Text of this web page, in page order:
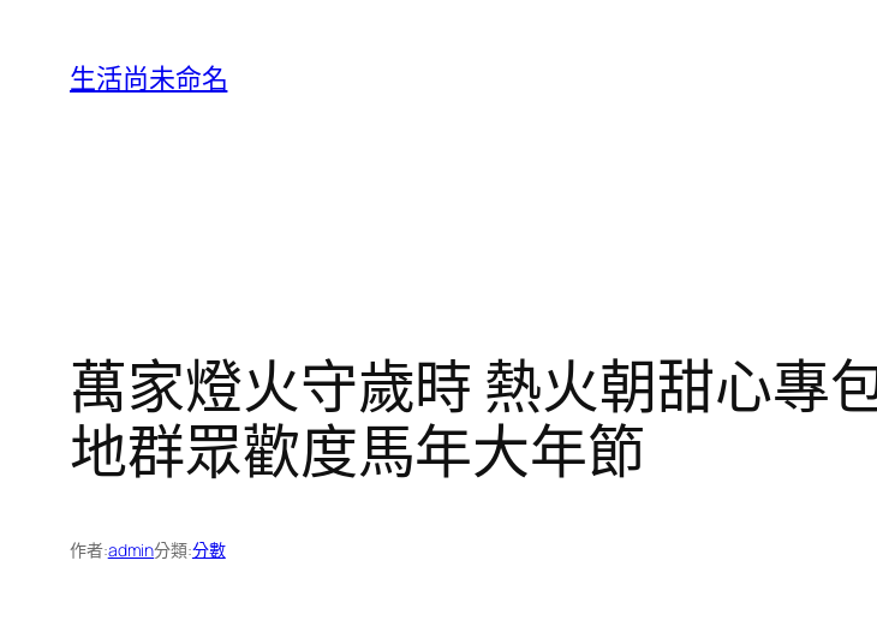
生活尚未命名
萬家燈火守歲時 熱火朝甜心專
地群眾歡度馬年大年節
作者:admin分類:分數